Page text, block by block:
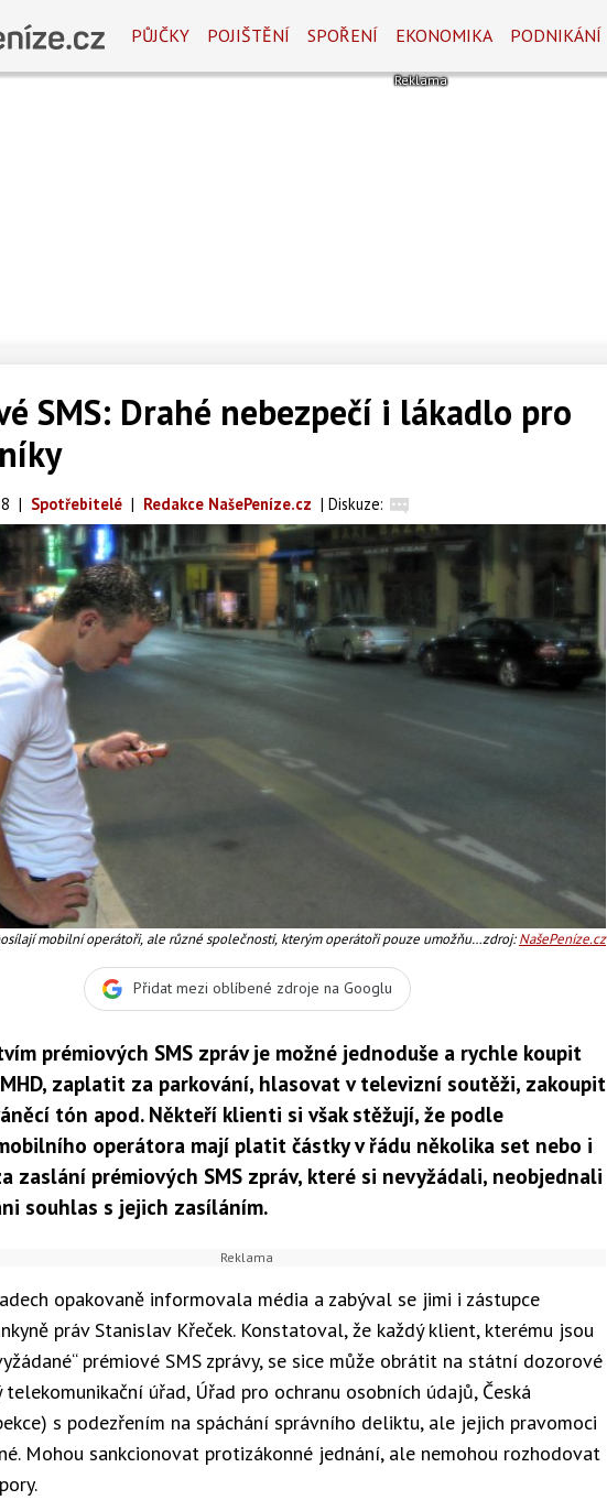
PŮJČKY POJIŠTĚNÍ SPOŘENÍ EKONOMIKA PODNIKÁNÍ
SMS: Drahé nebezpečí i lákadlo pro
| Spotřebitelé | Redakce NašePeníze.cz | Diskuze:
mobilní operátoři, ale různé společnosti, kterým operátoři pouze umožňují zdroj:NašePeníze.cz
Přidat mezi oblíbené zdroje na Googlu
prémiových SMS zpráv je možné jednoduše a rychle koupit
zaplatit za parkování, hlasovat v televizní soutěži, zakoupit
tón apod. Někteří klienti si však stěžují, že podle
operátora mají platit částky v řádu několika set nebo i
zaslání prémiových SMS zpráv, které si nevyžádali, neobjednali
souhlas s jejich zasíláním.
opakovaně informovala média a zabýval se jimi i zástupce
práv Stanislav Křeček. Konstatoval, že každý klient, kterému jsou
prémiové SMS zprávy, se sice může obrátit na státní dozorové
telekomunikační úřad, Úřad pro ochranu osobních údajů, Česká
s podezřením na spáchání správního deliktu, ale jejich pravomoci
Mohou sankcionovat protizákonné jednání, ale nemohou rozhodovat